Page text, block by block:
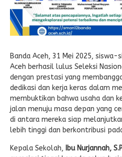
Banda Aceh, 31 Mei 2025, siswa-
Aceh berhasil lulus Seleksi
dengan prestasi yang
dedikasi dan kerja keras dalam
membuktikan bahwa usaha dan
jalan menuju masa depan yang
di antara mereka siap
lebih tinggi dan berkontribusi
Kepala Sekolah, Ibu Nurjannah,